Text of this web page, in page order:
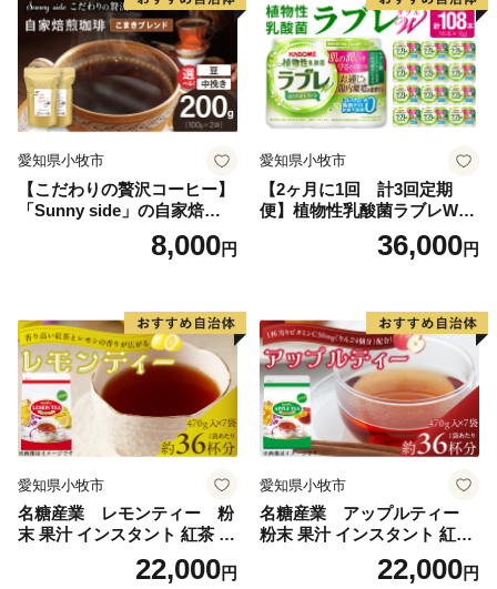
愛知県小牧市
【こだわりの贅沢コーヒー】
「Sunny side」の自家焙煎珈
琲こまきブレンド（200g）
8,000円
愛知県小牧市
【2ヶ月に1回 計3回定期
便】植物性乳酸菌ラブレW
プレーン36本（計108本）
36,000円
愛知県小牧市
名糖産業 レモンティー 粉
末 果汁 インスタント 紅茶 ビ
タミンC 袋 ロングセラー 粉
末飲料 粉末茶 簡単 手軽 ホッ
22,000円
愛知県小牧市
名糖産業 アップルティー
粉末 果汁 インスタント 紅茶
ティー ビタミンC 袋 ロング
セラー 粉末飲料 粉末茶 簡単
22,000円